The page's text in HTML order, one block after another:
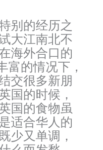
别的经历之
大江南北不
海外合口的
富的情况下，
交很多新朋
国的时候，
国的食物虽
适合华人的
少又单调，